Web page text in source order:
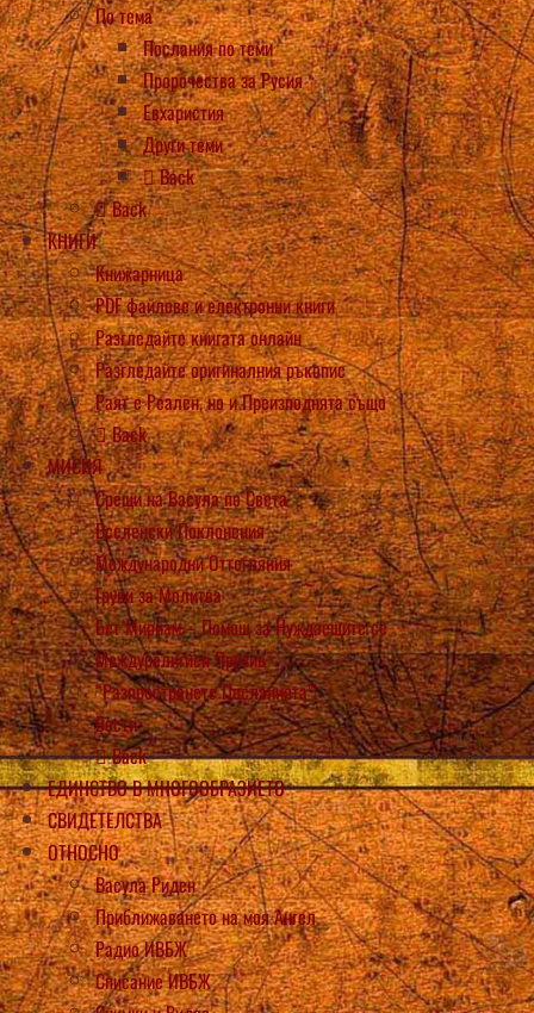
По тема
Послания по теми
Пророчества за Русия
Евхаристия
Други теми
Back
Back
КНИГИ
Книжарница
PDF файлове и електронни книги
Разгледайте книгата онлайн
Разгледайте оригиналния ръкопис
Раят е Реален, но и Преизподнята също
Back
МИСИЯ
Срещи на Васула по Света
Вселенски Поклонения
Международни Оттегляния
Групи за Молитва
Бет Мириам – Помощ за Нуждаещите се
Междурелигиен Призив
“Разпространете Посланията”!
Вести
Back
ЕДИНСТВО В МНОГООБРАЗИЕТО
СВИДЕТЕЛСТВА
ОТНОСНО
Васула Риден
Приближаването на моя Ангел
Радио ИВБЖ
Списание ИВБЖ